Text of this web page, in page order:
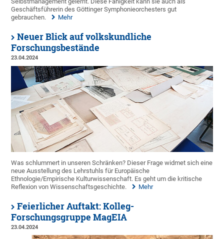
Geschäftsführerin des Göttinger Symphonieorchesters gut
gebrauchen.
Mehr
Neuer Blick auf volkskundliche
Forschungsbestände
23.04.2024
Was schlummert in unseren Schränken? Dieser Frage widmet sich eine
neue Ausstellung des Lehrstuhls für Europäische
Ethnologie/Empirische Kulturwissenschaft. Es geht um die kritische
Reflexion von Wissenschaftsgeschichte.
Mehr
Feierlicher Auftakt: Kolleg-
Forschungsgruppe MagEIA
23.04.2024